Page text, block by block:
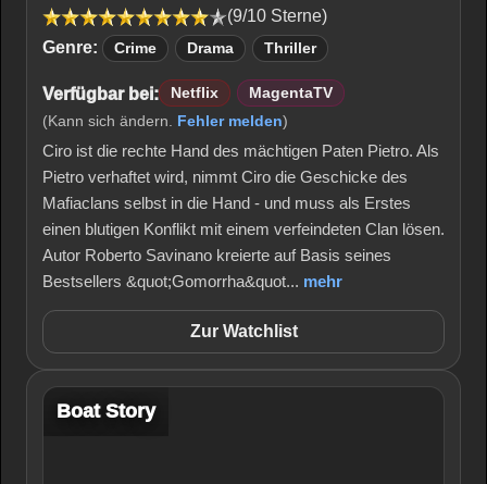
(9/10 Sterne)
Genre:
Crime Drama Thriller
Verfügbar bei: Netflix
MagentaTV
(Kann sich ändern. Fehler melden)
Ciro ist die rechte Hand des mächtigen Paten Pietro. Als
Pietro verhaftet wird, nimmt Ciro die Geschicke des
Mafiaclans selbst in die Hand - und muss als Erstes
einen blutigen Konflikt mit einem verfeindeten Clan lösen.
Autor Roberto Savinano kreierte auf Basis seines
Bestsellers &quot;Gomorrha&quot... mehr
Zur Watchlist
Boat Story